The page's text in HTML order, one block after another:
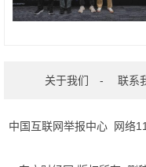
关于我们 - 联系
中国互联网举报中心 网络